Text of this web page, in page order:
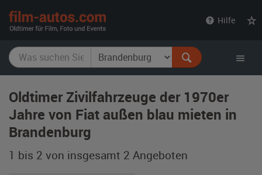
Hilfe
Oldtimer Zivilfahrzeuge der 1970er
Jahre von Fiat außen blau mieten in
Brandenburg
1 bis 2 von insgesamt 2 Angeboten